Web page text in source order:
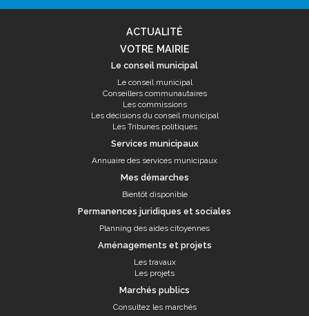
ACTUALITÉ
VOTRE MAIRIE
Le conseil municipal
Le conseil municipal
Conseillers communautaires
Les commissions
Les décisions du conseil municipal
Les Tribunes politiques
Services municipaux
Annuaire des services municipaux
Mes démarches
Bientôt disponible
Permanences juridiques et sociales
Planning des aides citoyennes
Aménagements et projets
Les travaux
Les projets
Marchés publics
Consultez les marchés